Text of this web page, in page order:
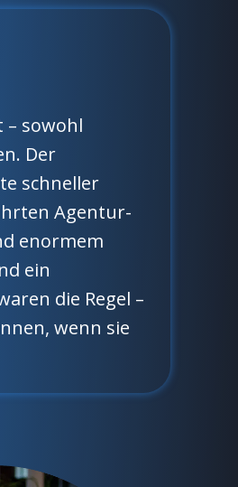
– sowohl
Der
schneller
Agentur-
enormem
ein
die Regel –
wenn sie